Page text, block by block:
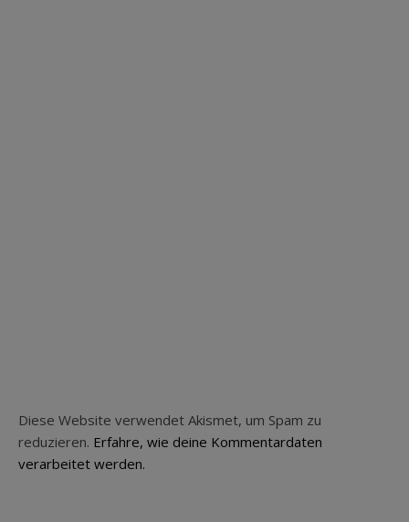
Diese Website verwendet Akismet, um Spam zu
reduzieren. Erfahre, wie deine Kommentardaten
verarbeitet werden.